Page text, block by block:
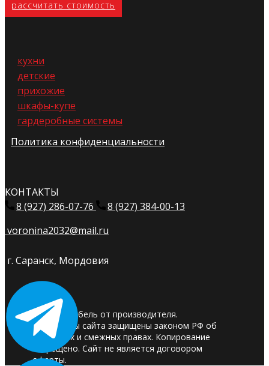
расс​читать стоимость
кухни
детские
прихожие
шкафы-купе
гардеробные системы
Политика конфиденциальности
КОНТАКТЫ
8 (927) 286-07-76
8 (927) 384-00-13
voronina2032@mail.ru
г. Саранск, Мордовия
© 2025. Мебель от производителя.
Материалы сайта защищены законом РФ об
авторских и смежных правах. Копирование
запрещено. Сайт не является договором
оферты.